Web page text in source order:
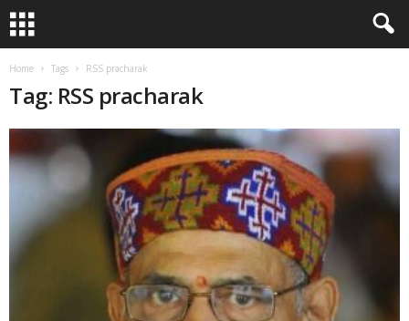
Home Tags RSS pracharak
Tag: RSS pracharak